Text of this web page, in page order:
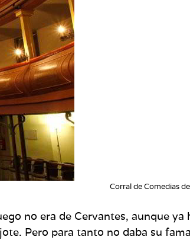
Corral de Comedias
no era de Cervantes, aunque ya
Pero para tanto no daba su